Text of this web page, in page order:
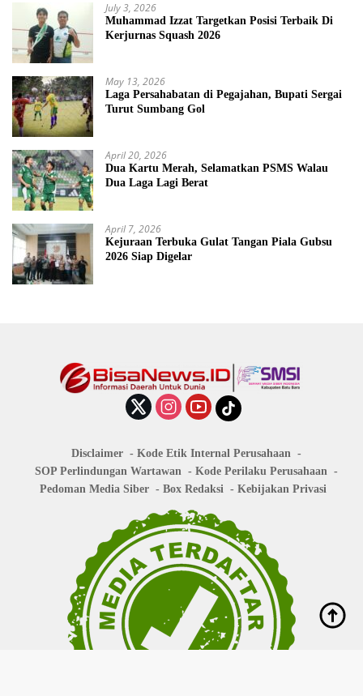
July 3, 2026
Muhammad Izzat Targetkan Posisi Terbaik Di
Kerjurnas Squash 2026
May 13, 2026
Laga Persahabatan di Pegajahan, Bupati Sergai
Turut Sumbang Gol
April 20, 2026
Dua Kartu Merah, Selamatkan PSMS Walau
Dua Laga Lagi Berat
April 7, 2026
Kejuraan Terbuka Gulat Tangan Piala Gubsu
2026 Siap Digelar
Disclaimer
Kode Etik Internal Perusahaan
SOP Perlindungan Wartawan
Kode Perilaku Perusahaan
Pedoman Media Siber
Box Redaksi Kebijakan Privasi